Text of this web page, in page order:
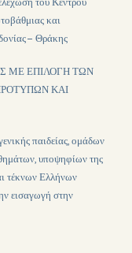
και
Θράκης
ΜΕ ΕΠΙΛΟΓΗ ΤΩΝ
ΚΑΙ
παιδείας, ομάδων
υποψηφίων της
τέκνων Ελλήνων
εισαγωγή στην